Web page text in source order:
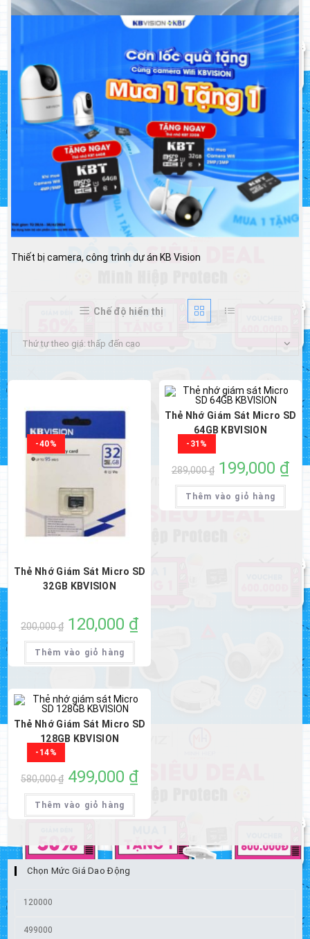
Thiết bị camera, công trình dự án KB Vision
Chế độ hiển thị
Thứ tự theo giá: thấp đến cao
-40%
Thẻ Nhớ Giám Sát Micro SD
32GB KBVISION
200,000₫
Giá
gốc
là:
200,000 ₫.
120,000 ₫Giá
Thêm vào giỏ hàng
-31%
Thẻ Nhớ Giám Sát Micro SD
64GB KBVISION
289,000₫
Giá
gốc
là:
289,000 ₫.
199,000 ₫Giá
hiện
Thêm vào giỏ hàng
-14%
Thẻ Nhớ Giám Sát Micro SD
128GB KBVISION
580,000₫
Giá
gốc
là:
580,000 ₫.
499,000 ₫Giá
Thêm vào giỏ hàng
Chọn Mức Giá Dao Động
nhất